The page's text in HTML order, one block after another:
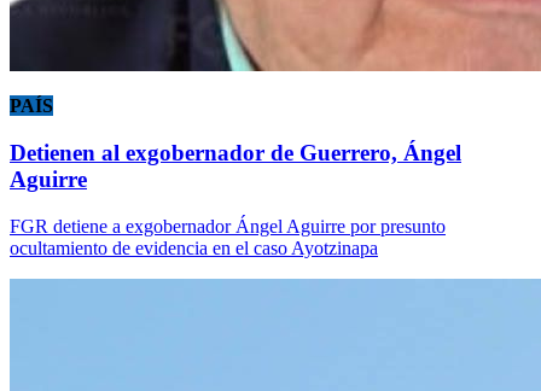
PAÍS
Detienen al exgobernador de Guerrero, Ángel
Aguirre
FGR detiene a exgobernador Ángel Aguirre por presunto
ocultamiento de evidencia en el caso Ayotzinapa